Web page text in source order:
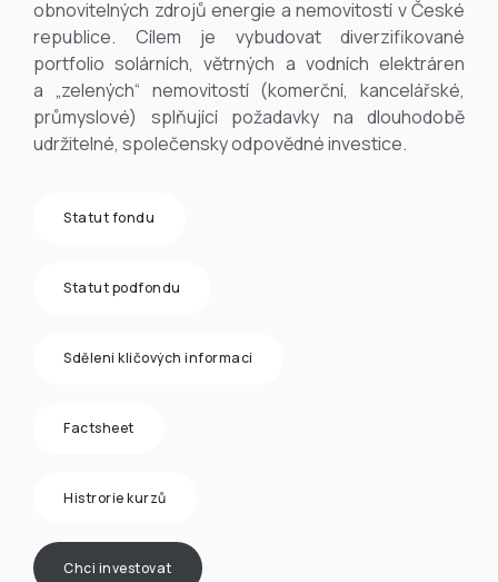
obnovitelných zdrojů energie a nemovitostí v České
republice. Cílem je vybudovat diverzifikované
portfolio solárních, větrných a vodních elektráren
a „zelených“ nemovitostí (komerční, kancelářské,
průmyslové) splňující požadavky na dlouhodobě
udržitelné, společensky odpovědné investice.
Statut fondu
Statut podfondu
Sdělení klíčových informací
Factsheet
Histrorie kurzů
Chci investovat